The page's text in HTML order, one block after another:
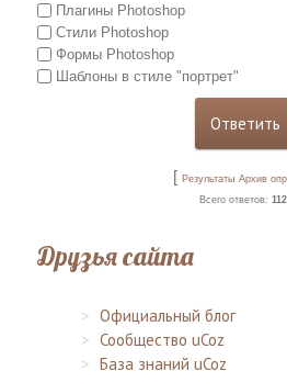
Плагины Photoshop
Стили Photoshop
Формы Photoshop
Шаблоны в стиле "портрет"
[ Результаты Архив
Всего ответов:
Друзья сайта
Официальный блог
Сообщество uCoz
База знаний uCoz